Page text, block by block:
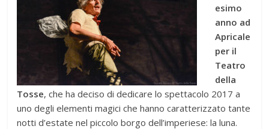
esimo
anno ad
Apricale
per il
Teatro
della
Tosse, che ha deciso di dedicare lo spettacolo 2017 a
uno degli elementi magici che hanno caratterizzato tante
notti d’estate nel piccolo borgo dell’imperiese: la luna.